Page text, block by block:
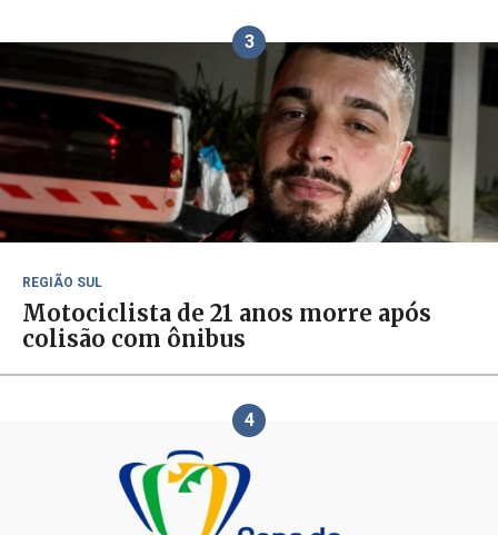
3
REGIÃO SUL
Motociclista de 21 anos morre após
colisão com ônibus
4